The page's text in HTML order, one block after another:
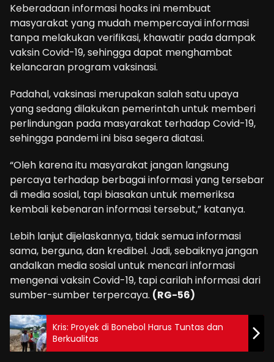
Keberadaan informasi hoaks ini membuat
masyarakat yang mudah mempercayai informasi
tanpa melakukan verifikasi, khawatir pada dampak
vaksin Covid-19, sehingga dapat menghambat
kelancaran program vaksinasi.
Padahal, vaksinasi merupakan salah satu upaya
yang sedang dilakukan pemerintah untuk memberi
perlindungan pada masyarakat terhadap Covid-19,
sehingga pandemi ini bisa segera diatasi.
“Oleh karena itu masyarakat jangan langsung
percaya terhadap berbagai informasi yang tersebar
di media sosial, tapi biasakan untuk memeriksa
kembali kebenaran informasi tersebut,” katanya.
Lebih lanjut dijelaskannya, tidak semua informasi
sama, berguna, dan kredibel. Jadi, sebaiknya jangan
andalkan media sosial untuk mencari informasi
mengenai vaksin Covid-19, tapi carilah informasi dari
sumber-sumber terpercaya. (RG-56)
Kris: Proyek di Bonebol Harus Tuntas dan
Berkualitas